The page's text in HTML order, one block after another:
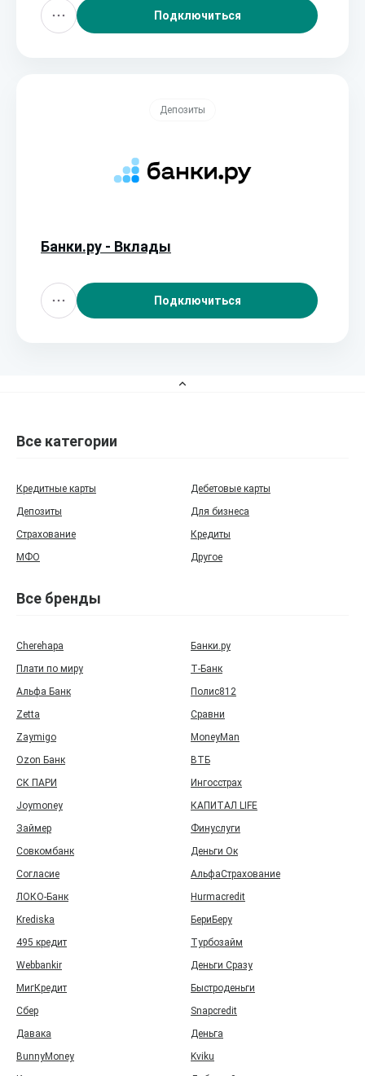
Подключиться
Депозиты
Банки.ру - Вклады
Подключиться
Все категории
Кредитные карты
Дебетовые карты
Депозиты
Для бизнеса
Страхование
Кредиты
МФО
Другое
Все бренды
Cherehapa
Банки.ру
Плати по миру
Т‑Банк
Альфа Банк
Полис812
Zetta
Сравни
Zaymigo
MoneyMan
Ozon Банк
ВТБ
СК ПАРИ
Ингосстрах
Joymoney
КАПИТАЛ LIFE
Займер
Финуслуги
Совкомбанк
Деньги Ок
Согласие
АльфаСтрахование
ЛОКО-Банк
Hurmacredit
Krediska
БериБеру
495 кредит
Турбозайм
Webbankir
Деньги Сразу
МигКредит
Быстроденьги
Сбер
Snapcredit
Давака
Деньга
BunnyMoney
Kviku